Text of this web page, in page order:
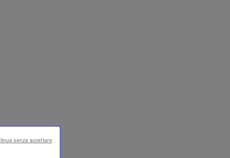
senza accettare